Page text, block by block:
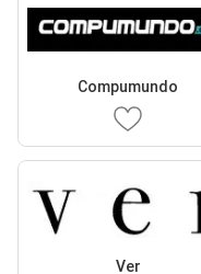
Compumundo
Ver